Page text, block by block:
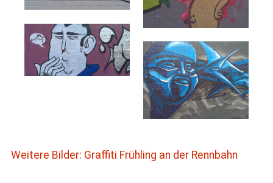
Weitere Bilder: Graffiti Frühling an der Rennbahn